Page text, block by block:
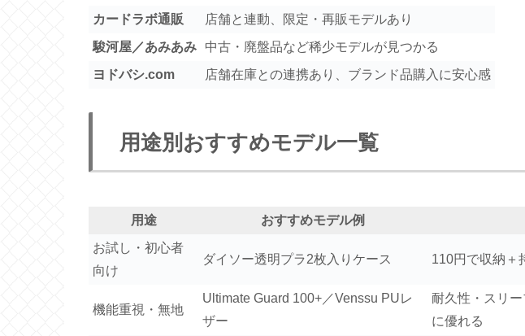
カードラボ通販
店舗と連動、限定・再販モデルあり
駿河屋／あみあみ
中古・廃盤品など稀少モデルが見つかる
ヨドバシ.com
店舗在庫との連携あり、ブランド品購入に安心感
用途別おすすめモデル一覧
用途 おすすめモデル例
お試し・初心者
向け
ダイソー透明プラ2枚入りケース 110円で収納＋
機能重視・無地
Ultimate Guard 100+／Venssu PUレ
ザー
耐久性・スリ
に優れる